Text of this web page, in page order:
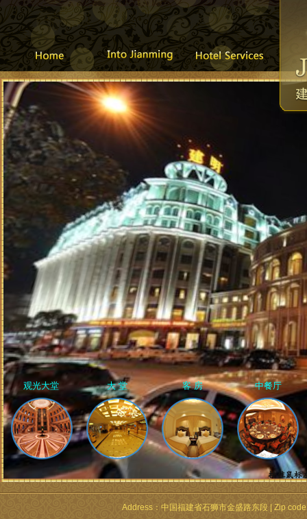
Address：中国福建省石狮市金盛路东段 | Zip